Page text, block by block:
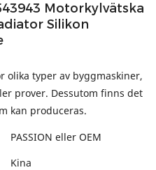
Motorkylvätska
Silikon
olika typer av byggmaskiner,
prover. Dessutom finns det
kan produceras.
PASSION eller OEM
Kina